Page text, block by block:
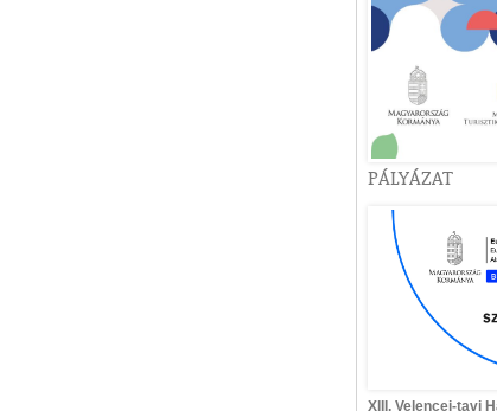
PÁLYÁZAT
XIII. Velencei-tavi